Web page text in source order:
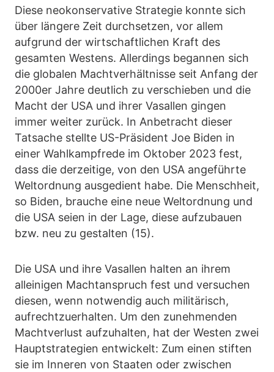
Diese neokonservative Strategie konnte sich
über längere Zeit durchsetzen, vor allem
aufgrund der wirtschaftlichen Kraft des
gesamten Westens. Allerdings begannen sich
die globalen Machtverhältnisse seit Anfang der
2000er Jahre deutlich zu verschieben und die
Macht der USA und ihrer Vasallen gingen
immer weiter zurück. In Anbetracht dieser
Tatsache stellte US-Präsident Joe Biden in
einer Wahlkampfrede im Oktober 2023 fest,
dass die derzeitige, von den USA angeführte
Weltordnung ausgedient habe. Die Menschheit,
so Biden, brauche eine neue Weltordnung und
die USA seien in der Lage, diese aufzubauen
bzw. neu zu gestalten (15).
Die USA und ihre Vasallen halten an ihrem
alleinigen Machtanspruch fest und versuchen
diesen, wenn notwendig auch militärisch,
aufrechtzuerhalten. Um den zunehmenden
Machtverlust aufzuhalten, hat der Westen zwei
Hauptstrategien entwickelt: Zum einen stiften
sie im Inneren von Staaten oder zwischen